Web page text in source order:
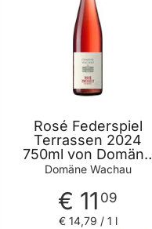
Rosé Federspiel
Terrassen 2024
750ml von Domäne
Wachau
Domäne Wachau
€ 11 09
€ 14,79 / 1 l